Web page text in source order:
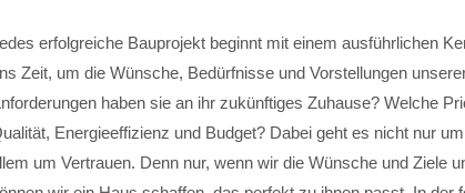
erfolgreiche Bauprojekt beginnt mit einem ausführlichen
Zeit, um die Wünsche, Bedürfnisse und Vorstellungen
haben sie an ihr zukünftiges Zuhause? Welche
Energieeffizienz und Budget? Dabei geht es nicht nur
um Vertrauen. Denn nur, wenn wir die Wünsche und Ziele